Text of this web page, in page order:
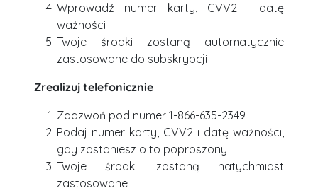
Wprowadź numer karty, CVV2 i datę
ważności
Twoje środki zostaną automatycznie
zastosowane do subskrypcji
Zrealizuj telefonicznie
Zadzwoń pod numer 1-866-635-2349
Podaj numer karty, CVV2 i datę ważności,
gdy zostaniesz o to poproszony
Twoje środki zostaną natychmiast
zastosowane